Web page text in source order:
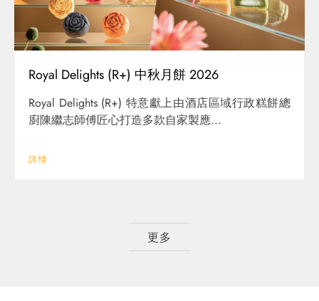
Royal Delights (R+) 中秋月餅 2026
Royal Delights (R+) 特意獻上由酒店區域行政糕餅總
廚陳繼志師傅匠心打造多款自家製應...
詳情
更多